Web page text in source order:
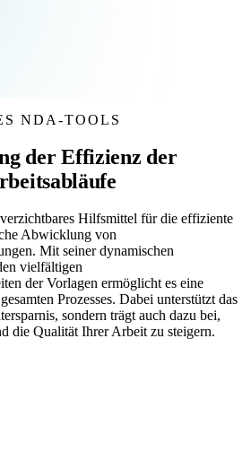
NDA-TOOLS
der Effizienz der
Hilfsmittel für die effiziente
Abwicklung von
Mit seiner dynamischen
vielfältigen
der Vorlagen ermöglicht es eine
Prozesses. Dabei unterstützt das
sondern trägt auch dazu bei,
die Qualität Ihrer Arbeit zu steigern.